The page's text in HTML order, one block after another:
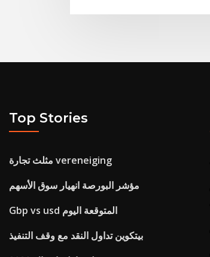
Top Stories
مثلث تجارة vereneiging
مؤشر البورصة انهيار سوق الأسهم
Gbp vs usd المتوقعة اليوم
بيتكوين تداول النقد مع وقف التنفيذ